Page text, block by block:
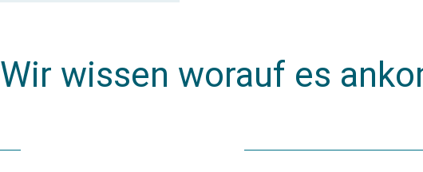
Wir wissen worauf es